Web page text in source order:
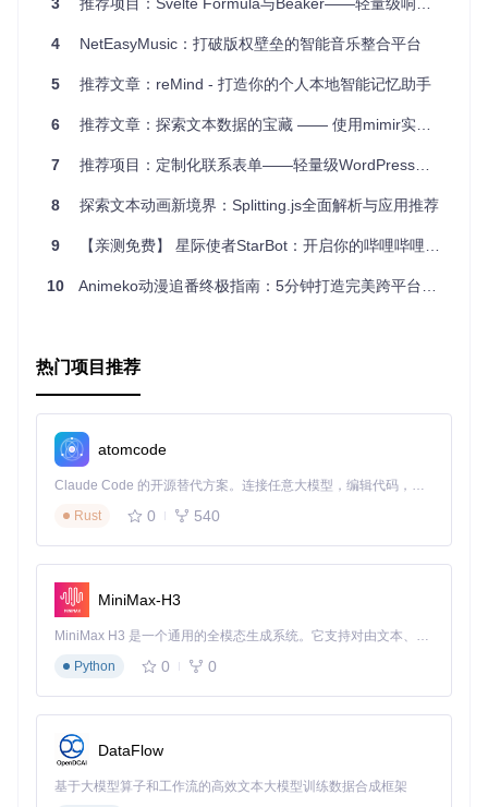
灵活性：支持字体名称更换、大小调整，以及针对特定UI组
兼容性：兼容iOS 8.0以上版本，支持Swift 5.0，广泛适用
时间节省：告别逐个界面设置字体的耗时工作，提升开发速
示例丰富：自带示例项目，上手即用，学习成本低。
AVFonts以其实用的功能和简单的集成过程，成为了iOS开发
刚步入iOS开发的新手，AVFonts都将为你提供极大的便利，
4 NetEasyMusic：打破版权壁垒的智能音乐整合平台
5 推荐文章：reMind - 打造你的个人本地智能记忆助手
6 推荐文章：探索文本数据的宝藏 —— 使用mimir实现词袋模型与TF-IDF分析
7 推荐项目：定制化联系表单——轻量级WordPress表单解决方案
8 探索文本动画新境界：Splitting.js全面解析与应用推荐
9 【亲测免费】 星际使者StarBot：开启你的哔哩哔哩智能推送之旅
10 Animeko动漫追番终极指南：5分钟打造完美跨平台观影体验
热门项目推荐
atomcode
Claude Code 的开源替代方案。连接任意大模型，编辑代码，运行命令，自动验证 — 全自动执行。用 Rust 构建，极致性能。 ｜ An open-source alternative to Claude Code. Connect any LLM, edit code, run commands, and verify changes — autonomously. Built in Rust for speed. Get Started
Rust
0 540
MiniMax-H3
MiniMax H3 是一个通用的全模态生成系统。它支持对由文本、图像、视频和音频组成的多模态上下文进行统一理解，并能生成分辨率高达 2K、时长可达 15 秒的带原生立体声音频的视频。得益于面向任务泛化的系统设计，H3 在预训练阶段就已具备广泛的多模态上下文理解与生成能力，能够出色地执行复杂的多模态指令。
Python
0 0
DataFlow
基于大模型算子和工作流的高效文本大模型训练数据合成框架